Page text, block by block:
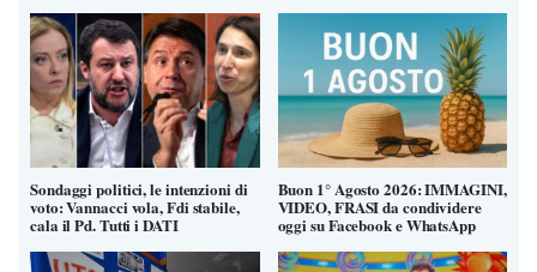
Sondaggi politici, le intenzioni di
voto: Vannacci vola, Fdi stabile,
cala il Pd. Tutti i DATI
Buon 1° Agosto 2026: IMMAGINI,
VIDEO, FRASI da condividere
oggi su Facebook e WhatsApp